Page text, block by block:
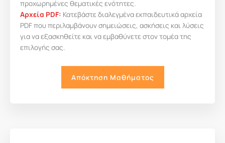
προχωρημένες θεματικές ενότητες.
Αρχεία PDF: Κατεβάστε διαλεγμένα εκπαιδευτικά αρχεία
PDF που περιλαμβάνουν σημειώσεις, ασκήσεις και λύσεις
για να εξασκηθείτε και να εμβαθύνετε στον τομέα της
επιλογής σας.
Aπόκτηση Μαθήματος